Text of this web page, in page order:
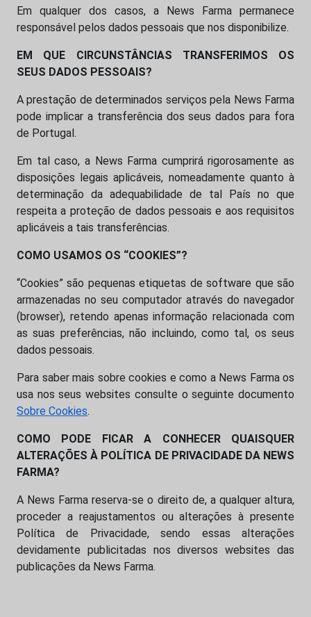
Em qualquer dos casos, a News Farma permanece
responsável pelos dados pessoais que nos disponibilize.
EM QUE CIRCUNSTÂNCIAS TRANSFERIMOS OS
SEUS DADOS PESSOAIS?
A prestação de determinados serviços pela News Farma
pode implicar a transferência dos seus dados para fora
de Portugal.
Em tal caso, a News Farma cumprirá rigorosamente as
disposições legais aplicáveis, nomeadamente quanto à
determinação da adequabilidade de tal País no que
respeita a proteção de dados pessoais e aos requisitos
aplicáveis a tais transferências.
COMO USAMOS OS “COOKIES”?
“Cookies” são pequenas etiquetas de software que são
armazenadas no seu computador através do navegador
(browser), retendo apenas informação relacionada com
as suas preferências, não incluindo, como tal, os seus
dados pessoais.
Para saber mais sobre cookies e como a News Farma os
usa nos seus websites consulte o seguinte documento
Sobre Cookies.
COMO PODE FICAR A CONHECER QUAISQUER
ALTERAÇÕES À POLÍTICA DE PRIVACIDADE DA NEWS
FARMA?
A News Farma reserva-se o direito de, a qualquer altura,
proceder a reajustamentos ou alterações à presente
Política de Privacidade, sendo essas alterações
devidamente publicitadas nos diversos websites das
publicações da News Farma.